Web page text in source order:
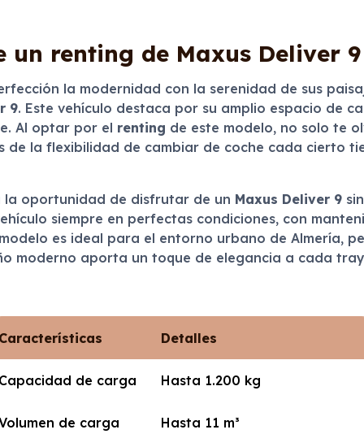
un renting de Maxus Deliver
la modernidad con la serenidad de sus
9. Este vehículo destaca por su amplio espacio de
Al optar por el renting de este modelo, no solo te
de la flexibilidad de cambiar de coche cada cierto
la oportunidad de disfrutar de un Maxus Deliver 9
siempre en perfectas condiciones, con
es ideal para el entorno urbano de Almería,
moderno aporta un toque de elegancia a cada
Características Detalles
Capacidad de carga Hasta 1.200 kg
de carga Hasta 11 m³